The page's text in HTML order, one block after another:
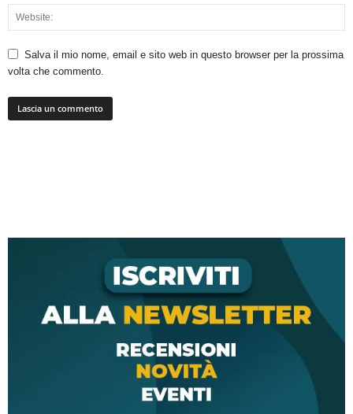
Salva il mio nome, email e sito web in questo browser per la prossima
volta che commento.